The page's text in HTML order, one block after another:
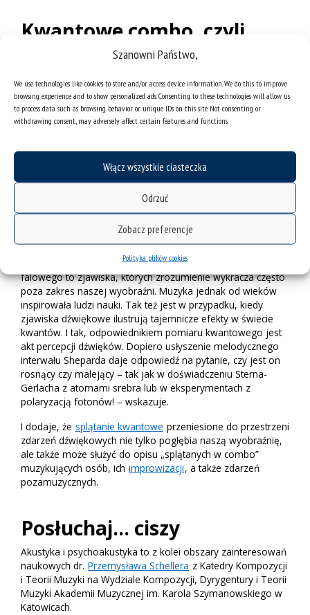
Szanowni Państwo,
We use technologies like cookies to store and/or access device information. We do this to improve
browsing experience and to show personalized ads. Consenting to these technologies will allow us
to process data such as browsing behavior or unique IDs on this site. Not consenting or
withdrawing consent, may adversely affect certain features and functions.
Włącz wszystkie ciasteczka
Odrzuć
Zobacz preferencje
Polityka plików cookies
Kwantowe combo, czyli
improwizacje kota
Schrödingera
Dźwięki (jako fale) nieobce są również fizykom.Prof.
Bogusław Fugielz Instytutu Fizyki im. Augusta
Chełkowskiego na Wydziale Nauk Ścisłych i Technicznych
akustycznym odpowiednikiem schodów L. S. Penrose’a i R.
Penrose’a, czyli złudzenia optycznego.
Jak tłumaczy, interwał melodyczny zbudowany na
oktawy. – Można zatem zauważyć tu pewne podobieństwo
i fotonów. Stan superpozycji kwantowej i redukcja wektora
falowego to zjawiska, których zrozumienie wykracza często
poza zakres naszej wyobraźni. Muzyka jednak od wieków
inspirowała ludzi nauki. Tak też jest w przypadku, kiedy
zjawiska dźwiękowe ilustrują tajemnicze efekty w świecie
kwantów. I tak, odpowiednikiem pomiaru kwantowego jest
akt percepcji dźwięków. Dopiero usłyszenie melodycznego
interwału Sheparda daje odpowiedź na pytanie, czy jest on
rosnący czy malejący – tak jak w doświadczeniu Sterna-
Gerlacha z atomami srebra lub w eksperymentach z
polaryzacją fotonów! – wskazuje.
I dodaje, że splątanie kwantowe przeniesione do przestrzeni
zdarzeń dźwiękowych nie tylko pogłębia naszą wyobraźnię,
ale także może służyć do opisu „splątanych w combo”
muzykujących osób, ich improwizacji, a także zdarzeń
pozamuzycznych.
Posłuchaj… ciszy
Akustyka i psychoakustyka to z kolei obszary zainteresowań
naukowych dr. Przemysława Schellera z Katedry Kompozycji
i Teorii Muzyki na Wydziale Kompozycji, Dyrygentury i Teorii
Muzyki Akademii Muzycznej im. Karola Szymanowskiego w
Katowicach.